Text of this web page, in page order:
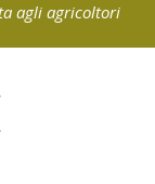
agli agricoltori